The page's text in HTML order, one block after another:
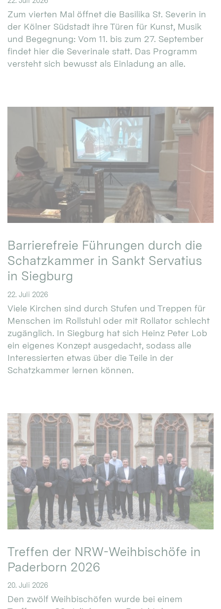
Zum vierten Mal öffnet die Basilika St. Severin in
der Kölner Südstadt ihre Türen für Kunst, Musik
und Begegnung: Vom 11. bis zum 27. September
findet hier die Severinale statt. Das Programm
versteht sich bewusst als Einladung an alle.
Barrierefreie Führungen durch die
Schatzkammer in Sankt Servatius
in Siegburg
22. Juli 2026
Viele Kirchen sind durch Stufen und Treppen für
Menschen im Rollstuhl oder mit Rollator schlecht
zugänglich. In Siegburg hat sich Heinz Peter Lob
ein eigenes Konzept ausgedacht, sodass alle
Interessierten etwas über die Teile in der
Schatzkammer lernen können.
Treffen der NRW-Weihbischöfe in
Paderborn 2026
20. Juli 2026
Den zwölf Weihbischöfen wurde bei einem